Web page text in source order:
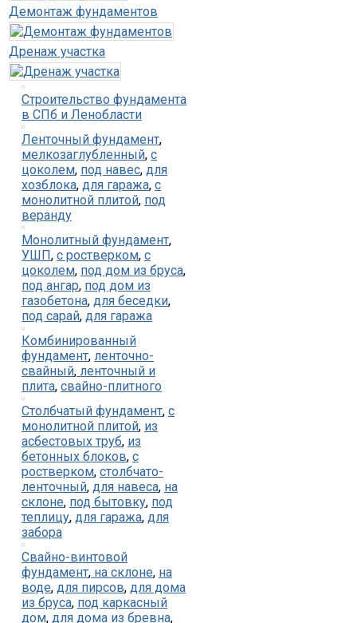
Демонтаж фундаментов
Дренаж участка
Строительство фундамента
в СПб и Ленобласти
Ленточный фундамент,
мелкозаглубленный, с
цоколем, под навес, для
хозблока, для гаража, с
монолитной плитой, под
веранду
Монолитный фундамент,
УШП, с ростверком, с
цоколем, под дом из бруса,
под ангар, под дом из
газобетона, для беседки,
под сарай, для гаража
Комбинированный
фундамент, ленточно-
свайный, ленточный и
плита, свайно-плитного
Столбчатый фундамент, с
монолитной плитой, из
асбестовых труб, из
бетонных блоков, с
ростверком, столбчато-
ленточный, для навеса, на
склоне, под бытовку, под
теплицу, для гаража, для
забора
Свайно-винтовой
фундамент, на склоне, на
воде, для пирсов, для дома
из бруса, под каркасный
дом, для дома из бревна,